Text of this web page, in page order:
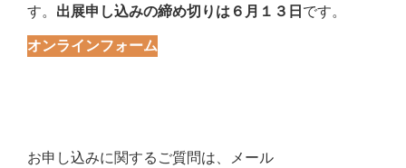
す。 出展申し込みの締め切りは６月１３日です。
オンラインフォーム
お申し込みに関するご質問は、メール